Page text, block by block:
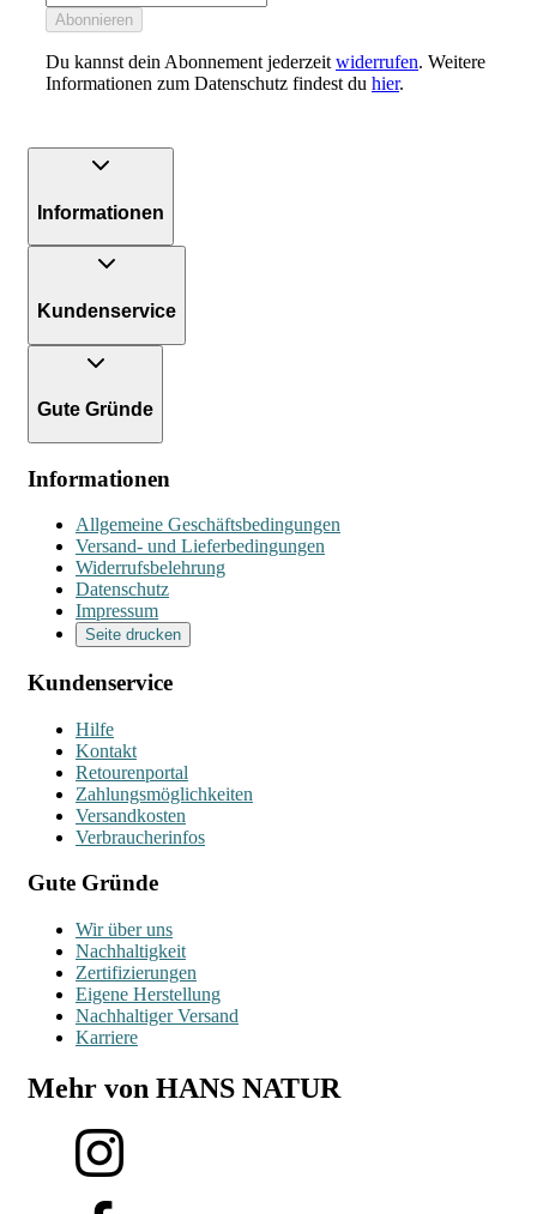
Abonnieren
Du kannst dein Abonnement jederzeit widerrufen. Weitere
Informationen zum Datenschutz findest du hier.
Informationen
Kundenservice
Gute Gründe
Informationen
Allgemeine Geschäftsbedingungen
Versand- und Lieferbedingungen
Widerrufsbelehrung
Datenschutz
Impressum
Seite drucken
Kundenservice
Hilfe
Kontakt
Retourenportal
Zahlungsmöglichkeiten
Versandkosten
Verbraucherinfos
Gute Gründe
Wir über uns
Nachhaltigkeit
Zertifizierungen
Eigene Herstellung
Nachhaltiger Versand
Karriere
Mehr von HANS NATUR